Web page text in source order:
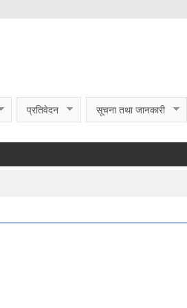
प्रतिवेदन सूचना तथा जानकारी